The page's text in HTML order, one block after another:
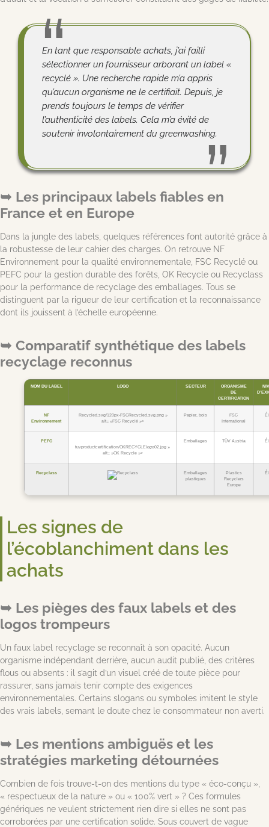
En tant que responsable achats, j’ai failli
sélectionner un fournisseur arborant un label «
recyclé ». Une recherche rapide m’a appris
qu’aucun organisme ne le certifiait. Depuis, je
prends toujours le temps de vérifier
l’authenticité des labels. Cela m’a évité de
soutenir involontairement du greenwashing.
Les principaux labels fiables en
France et en Europe
Dans la jungle des labels, quelques références font autorité grâce à
la robustesse de leur cahier des charges. On retrouve NF
Environnement pour la qualité environnementale, FSC Recyclé ou
PEFC pour la gestion durable des forêts, OK Recycle ou Recyclass
pour la performance de recyclage des emballages. Tous se
distinguent par la rigueur de leur certification et la reconnaissance
dont ils jouissent à l’échelle européenne.
Comparatif synthétique des labels
recyclage reconnus
NOM DU LABEL LOGO SECTEUR
ORGANISME
DE
CERTIFICATION
NF
Environnement
Recycled.svg/120px-FSCRecycled.svg.png »
alt= »FSC Recyclé »>
Papier, bois
FSC
International
PEFC
tuvproductcertification/OKRECYCLElogo02.jpg »
alt= »OK Recycle »>
Emballages TÜV Austria
Recyclass
Emballages
plastiques
Plastics
Recyclers
Europe
Les signes de
l’écoblanchiment dans les
achats
Les pièges des faux labels et des
logos trompeurs
Un faux label recyclage se reconnaît à son opacité. Aucun
organisme indépendant derrière, aucun audit publié, des critères
flous ou absents : il s’agit d’un visuel créé de toute pièce pour
rassurer, sans jamais tenir compte des exigences
environnementales. Certains slogans ou symboles imitent le style
des vrais labels, semant le doute chez le consommateur non averti.
Les mentions ambiguës et les
stratégies marketing détournées
Combien de fois trouve-t-on des mentions du type « éco-conçu »,
« respectueux de la nature » ou « 100% vert » ? Ces formules
génériques ne veulent strictement rien dire si elles ne sont pas
corroborées par une certification solide. Sous couvert de vague